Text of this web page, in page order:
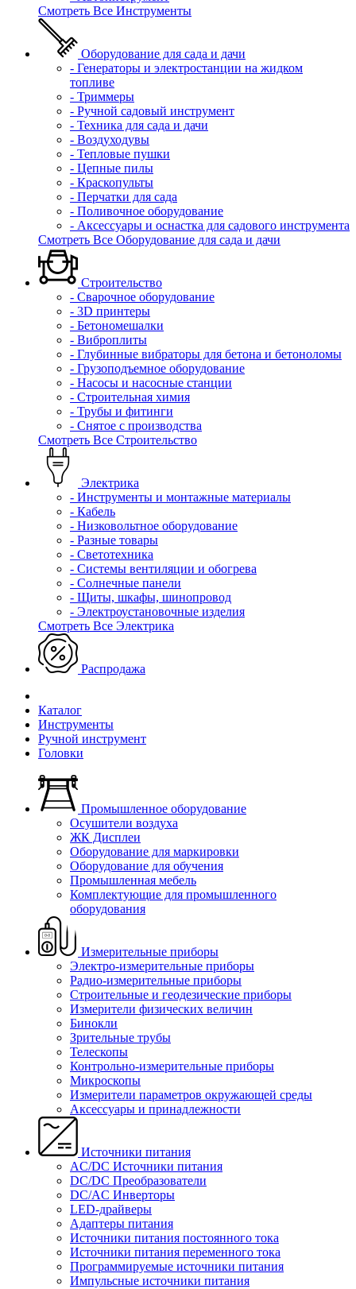
Смотреть Все Инструменты
Оборудование для сада и дачи
- Генераторы и электростанции на жидком
топливе
- Триммеры
- Ручной садовый инструмент
- Техника для сада и дачи
- Воздуходувы
- Тепловые пушки
- Цепные пилы
- Краскопульты
- Перчатки для сада
- Поливочное оборудование
- Аксессуары и оснастка для садового инструмента
Смотреть Все Оборудование для сада и дачи
Строительство
- Сварочное оборудование
- 3D принтеры
- Бетономешалки
- Виброплиты
- Глубинные вибраторы для бетона и бетоноломы
- Грузоподъемное оборудование
- Насосы и насосные станции
- Строительная химия
- Трубы и фитинги
- Снятое с производства
Смотреть Все Строительство
Электрика
- Инструменты и монтажные материалы
- Кабель
- Низковольтное оборудование
- Разные товары
- Светотехника
- Системы вентиляции и обогрева
- Солнечные панели
- Щиты, шкафы, шинопровод
- Электроустановочные изделия
Смотреть Все Электрика
Распродажа
Каталог
Инструменты
Ручной инструмент
Головки
Промышленное оборудование
Осушители воздуха
ЖК Дисплеи
Оборудование для маркировки
Оборудование для обучения
Промышленная мебель
Комплектующие для промышленного
оборудования
Измерительные приборы
Электро-измерительные приборы
Радио-измерительные приборы
Строительные и геодезические приборы
Измерители физических величин
Бинокли
Зрительные трубы
Телескопы
Контрольно-измерительные приборы
Микроскопы
Измерители параметров окружающей среды
Аксессуары и принадлежности
Источники питания
AC/DC Источники питания
DC/DC Преобразователи
DC/AC Инверторы
LED-драйверы
Адаптеры питания
Источники питания постоянного тока
Источники питания переменного тока
Программируемые источники питания
Импульсные источники питания